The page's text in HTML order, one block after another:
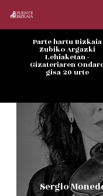
Parte hartu Bizkaia
Zubiko Argazki
Lehiaketan -
Gizateriaren
gisa 20 urte
Sergio